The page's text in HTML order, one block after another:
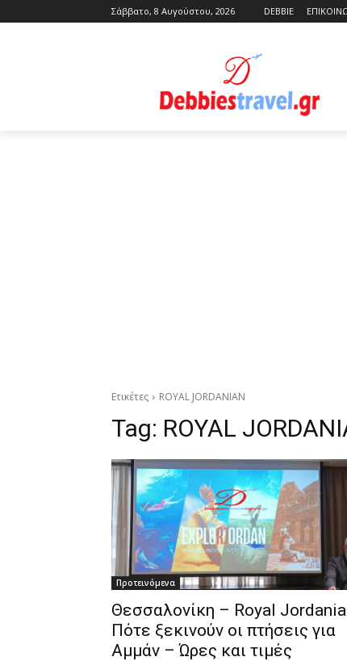
Σάββατο, 8 Αυγούστου, 2026 DEBBIE
Ετικέτες ROYAL JORDANIAN
Tag: ROYAL
Προτεινόμενα
Θεσσαλονίκη – Royal
Πότε ξεκινούν οι πτήσεις για
Αμμάν – Ώρες και τιμές